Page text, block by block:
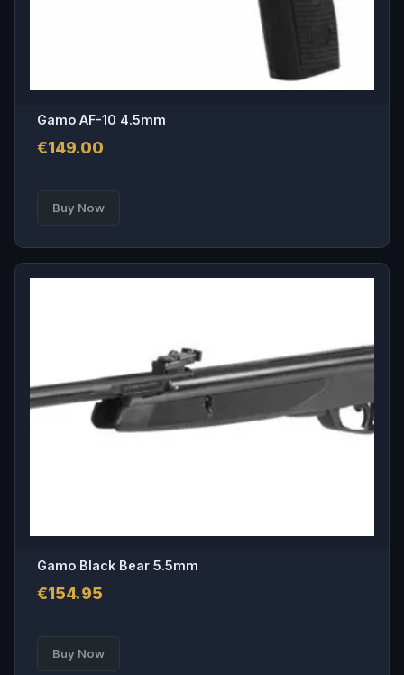
Gamo AF-10 4.5mm
€149.00
Buy Now
Gamo Black Bear 5.5mm
€154.95
Buy Now